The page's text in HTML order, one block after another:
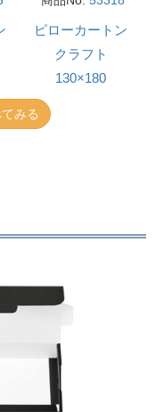
ピローカートン
クラフト
130×180
みる